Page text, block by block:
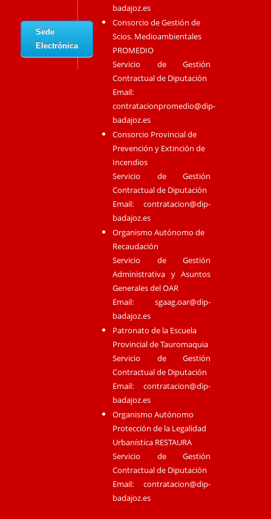
Sede
Electrónica
badajoz.es
Consorcio de Gestión de
Scios. Medioambientales
PROMEDIO
Servicio de Gestión
Contractual de Diputación
Email:
contratacionpromedio@dip-
badajoz.es
Consorcio Provincial de
Prevención y Extinción de
Incendios
Servicio de Gestión
Contractual de Diputación
Email:contratacion@dip-
badajoz.es
Organismo Autónomo de
Recaudación
Servicio de Gestión
Administrativa y Asuntos
Generales del OAR
Email:sgaag.oar@dip-
badajoz.es
Patronato de la Escuela
Provincial de Tauromaquia
Servicio de Gestión
Contractual de Diputación
Email:contratacion@dip-
badajoz.es
Organismo Autónomo
Protección de la Legalidad
Urbanística RESTAURA
Servicio de Gestión
Contractual de Diputación
Email:contratacion@dip-
badajoz.es